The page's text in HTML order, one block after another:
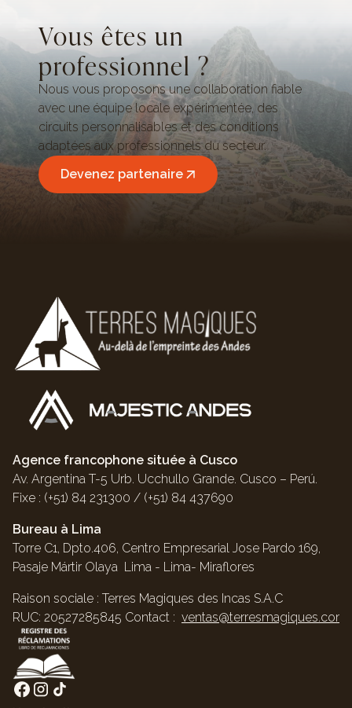
Vous êtes un
professionnel ?
Nous vous proposons une collaboration fiable
avec une équipe locale expérimentée, des
circuits personnalisables et des conditions
adaptées aux professionnels du secteur.
Devenez partenaire
Agence francophone située à Cusco
Av. Argentina T-5 Urb. Ucchullo Grande. Cusco – Perú.
Fixe : (+51) 84 231300 / (+51) 84 437690
Bureau à Lima
Torre C1, Dpto.406, Centro Empresarial Jose Pardo 169,
Pasaje Mártir Olaya Lima - Lima- Miraflores
Raison sociale : Terres Magiques des Incas S.A.C
RUC: 20527285845 Contact : ventas@terresmagiques.com